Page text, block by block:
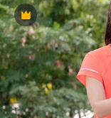
Премиум